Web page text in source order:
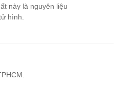
này là nguyên liệu
hình.